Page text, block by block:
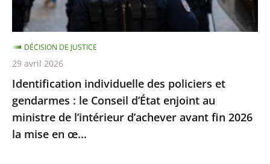
Conseil
d’État
enjoint
au
ministre
de
l’intérieur
d’achever
Identification individuelle des policiers et
gendarmes : le Conseil d’État enjoint au
ministre de l’intérieur d’achever avant fin 2026
la mise en œ...
DÉCISION DE JUSTICE
29 avril 2026